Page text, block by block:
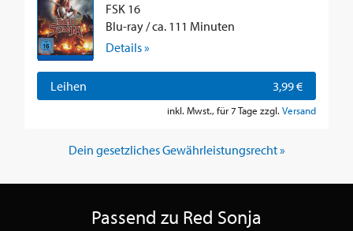
FSK 16
Blu-ray / ca. 111 Minuten
Details »
Leihen 3,99 €
inkl. Mwst., für 7 Tage zzgl. Versand
Dein gesetzliches Gewährleistungsrecht »
Passend zu Red Sonja